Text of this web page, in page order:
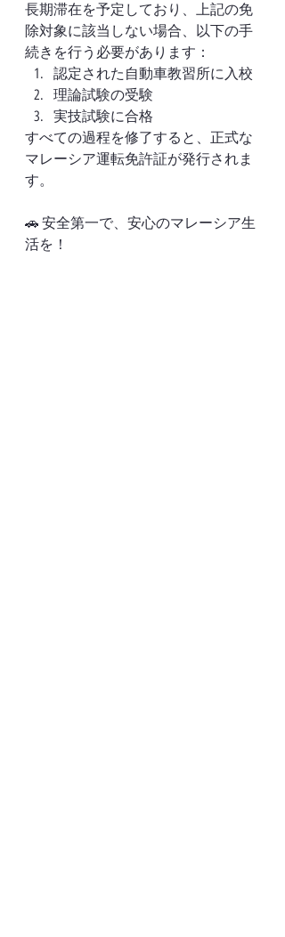
長期滞在を予定しており、上記の免
除対象に該当しない場合、以下の手
続きを行う必要があります：
認定された自動車教習所に入校
理論試験の受験
実技試験に合格
すべての過程を修了すると、正式な
マレーシア運転免許証が発行されま
す。
🚗 安全第一で、安心のマレーシア生
活を！